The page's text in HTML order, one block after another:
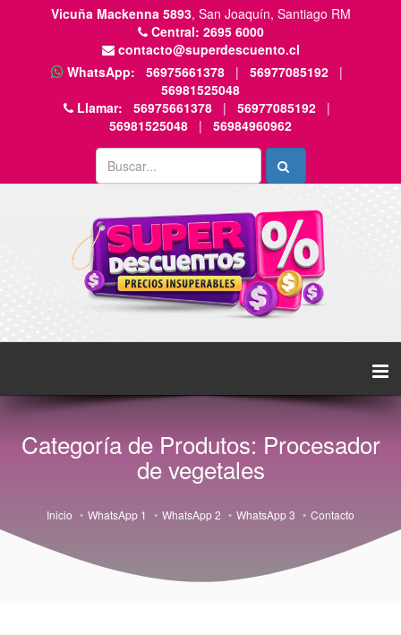
Vicuña Mackenna 5893, San Joaquín, Santiago RM
Central: 2695 6000
contacto@superdescuento.cl
WhatsApp:
56975661378 | 56977085192
|
56981525048
Llamar:
56975661378 | 56977085192
|
56981525048
| 56984960962
Categoría de Produtos: Procesador
de vegetales
Inicio WhatsApp 1 WhatsApp 2 WhatsApp 3 Contacto